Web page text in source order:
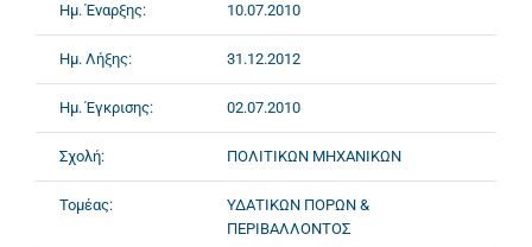
Ημ. Έναρξης: 10.07.2010
Ημ. Λήξης: 31.12.2012
Ημ. Έγκρισης: 02.07.2010
Σχολή: ΠΟΛΙΤΙΚΩΝ ΜΗΧΑΝΙΚΩΝ
Τομέας:
ΥΔΑΤΙΚΩΝ ΠΟΡΩΝ &
ΠΕΡΙΒΑΛΛΟΝΤΟΣ